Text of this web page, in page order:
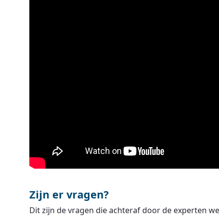
Zijn er vragen?
Dit zijn de vragen die achteraf door de experten